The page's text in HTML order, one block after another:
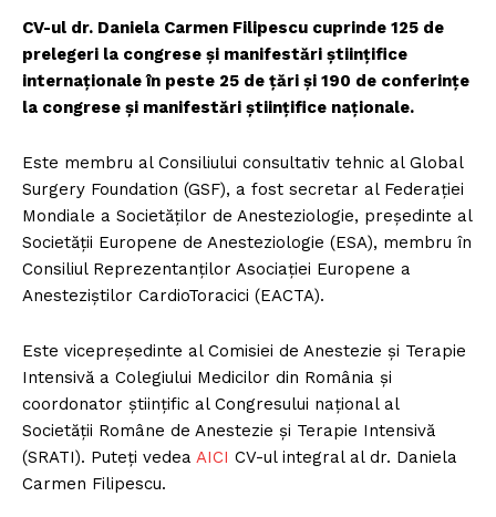
CV-ul dr. Daniela Carmen Filipescu cuprinde 125 de
prelegeri la congrese și manifestări științifice
internaționale în peste 25 de țări și 190 de conferințe
la congrese și manifestări științifice naționale.
Este membru al Consiliului consultativ tehnic al Global
Surgery Foundation (GSF), a fost secretar al Federației
Mondiale a Societăților de Anesteziologie, președinte al
Societății Europene de Anesteziologie (ESA), membru în
Consiliul Reprezentanților Asociației Europene a
Anesteziștilor CardioToracici (EACTA).
Este vicepreședinte al Comisiei de Anestezie și Terapie
Intensivă a Colegiului Medicilor din România și
coordonator științific al Congresului național al
Societății Române de Anestezie și Terapie Intensivă
(SRATI). Puteți vedea AICI CV-ul integral al dr. Daniela
Carmen Filipescu.